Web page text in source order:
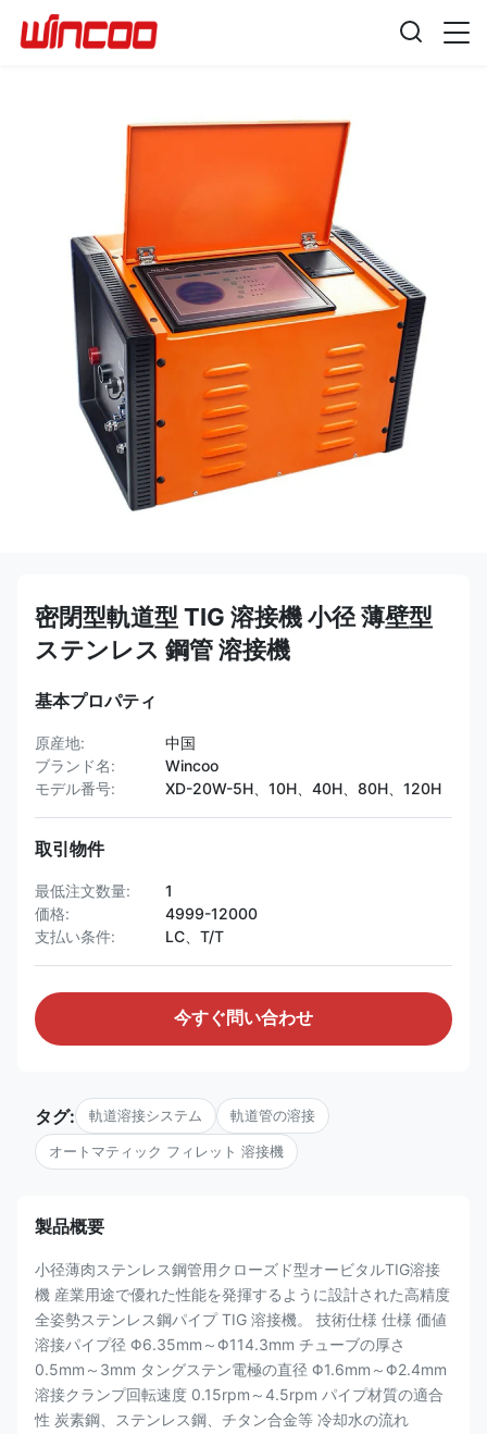
密閉型軌道型 TIG 溶接機 小径 薄壁型
ステンレス 鋼管 溶接機
基本プロパティ
原産地:
中国
ブランド名:
Wincoo
モデル番号:
XD-20W-5H、10H、40H、80H、120H
取引物件
最低注文数量:
1
価格:
4999-12000
支払い条件:
LC、T/T
今すぐ問い合わせ
タグ: 軌道溶接システム 軌道管の溶接
オートマティック フィレット 溶接機
製品概要
小径薄肉ステンレス鋼管用クローズド型オービタルTIG溶接
機 産業用途で優れた性能を発揮するように設計された高精度
全姿勢ステンレス鋼パイプ TIG 溶接機。 技術仕様 仕様 価値
溶接パイプ径 Φ6.35mm～Φ114.3mm チューブの厚さ
0.5mm～3mm タングステン電極の直径 Φ1.6mm～Φ2.4mm
溶接クランプ回転速度 0.15rpm～4.5rpm パイプ材質の適合
性 炭素鋼、ステンレス鋼、チタン合金等 冷却水の流れ